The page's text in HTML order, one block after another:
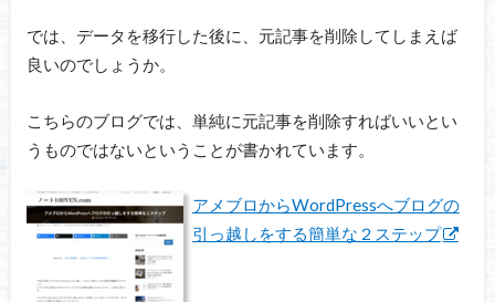
では、データを移行した後に、元記事を削除してしまえば
良いのでしょうか。
こちらのブログでは、単純に元記事を削除すればいいとい
うものではないということが書かれています。
アメブロからWordPressへブログの
引っ越しをする簡単な２ステップ